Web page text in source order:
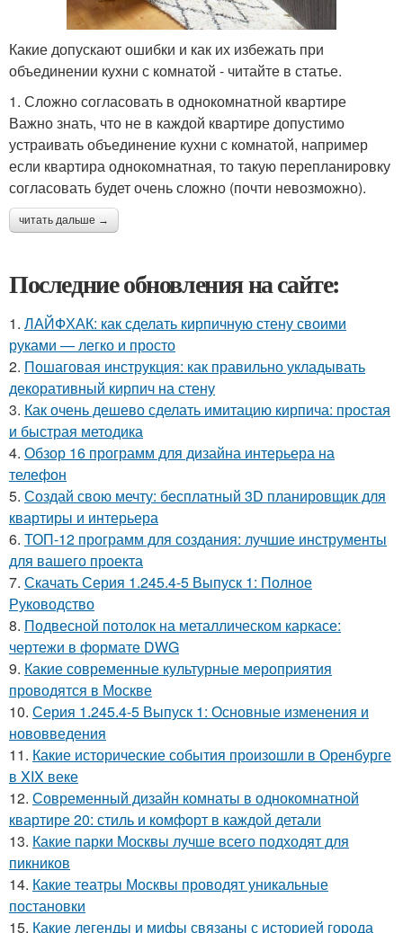
Какие допускают ошибки и как их избежать при
объединении кухни с комнатой - читайте в статье.
1. Сложно согласовать в однокомнатной квартире
Важно знать, что не в каждой квартире допустимо
устраивать объединение кухни с комнатой, например
если квартира однокомнатная, то такую перепланировку
согласовать будет очень сложно (почти невозможно).
читать дальше →
Последние обновления на сайте:
1. ЛАЙФХАК: как сделать кирпичную стену своими
руками — легко и просто
2. Пошаговая инструкция: как правильно укладывать
декоративный кирпич на стену
3. Как очень дешево сделать имитацию кирпича: простая
и быстрая методика
4. Обзор 16 программ для дизайна интерьера на
телефон
5. Создай свою мечту: бесплатный 3D планировщик для
квартиры и интерьера
6. ТОП-12 программ для создания: лучшие инструменты
для вашего проекта
7. Скачать Серия 1.245.4-5 Выпуск 1: Полное
Руководство
8. Подвесной потолок на металлическом каркасе:
чертежи в формате DWG
9. Какие современные культурные мероприятия
проводятся в Москве
10. Серия 1.245.4-5 Выпуск 1: Основные изменения и
нововведения
11. Какие исторические события произошли в Оренбурге
в XIX веке
12. Современный дизайн комнаты в однокомнатной
квартире 20: стиль и комфорт в каждой детали
13. Какие парки Москвы лучше всего подходят для
пикников
14. Какие театры Москвы проводят уникальные
постановки
15. Какие легенды и мифы связаны с историей города